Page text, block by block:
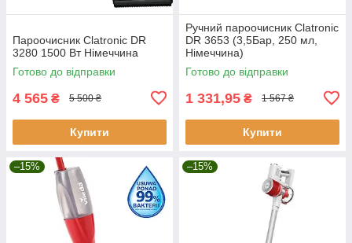
Пароочисник Clatronic DR
3280 1500 Вт Німеччина
Готово до відправки
4 565 ₴ 5 500 ₴
Купити
Ручний пароочисник Clatronic
DR 3653 (3,5Бар, 250 мл,
Німеччина)
Готово до відправки
1 331,95 ₴ 1 567 ₴
Купити
–15% –15%